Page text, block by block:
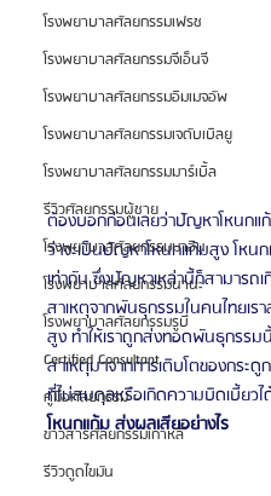
โรงพยาบาลศัลยกรรมเฟรช
โรงพยาบาลศัลยกรรมจีเอ็นจี
โรงพยาบาลศัลยกรรมอิมเมจอัพ
โรงพยาบาลศัลยกรรมเจดับเบิลยู
โรงพยาบาลศัลยกรรมมาร์เบิ้ล
รีวิวศัลยกรรมผู้ชาย
โรงพยาบาลศัลยกรรมมาอิน
โรงพยาบาลศัลยกรรมนานะ
โรงพยาบาลศัลยกรรมรูบี
Certified Consultant
คู่มือศัลยกรรม
ข่าวสารศัลยกรรมเกาหลี
รีวิวดูดไขมัน
ต้องบอกก่อนเลยว่าปัญหาโหนกแ
ว่าจะเป็นปัญหาโหนกแก้มสูง โห
เท่ากัน ซึ่งปัญหาเหล่านี้ก็สามารถ
สาเหตุจากพันธุกรรมในคนไทยเ
สูง ทำให้เราถูกส่งทอดพันธุกรร
สาเหตุมาจากการเติบโตของกระ
ที่ไม่สมดุลหรือเกิดความบิดเบี้ยวไ
โหนกแก้ม ส่งผลเสียอย่างไร